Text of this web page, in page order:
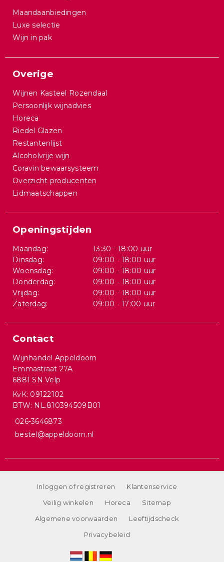
Maandaanbiedingen
Luxe selectie
Wijn in pak
Overige
Wijnen Kasteel Rozendaal
Persoonlijk wijnadvies
Horeca
Riedel Glazen
Restantenlijst
Alcoholvrije wijn
Coravin bewaarsysteem
Overzicht producenten
Lidmaatschappen
Openingstijden
Maandag:
13:30 - 18:00 uur
Dinsdag:
09:00 - 18:00 uur
Woensdag:
09:00 - 18:00 uur
Donderdag:
09:00 - 18:00 uur
Vrijdag:
09:00 - 18:00 uur
Zaterdag:
09:00 - 17:00 uur
Contact
Wijnhandel Appeldoorn
Emmastraat 27A
6881 SN Velp
KvK: 09122102
BTW: NL.810394509B01
026-3646873
bestel@appeldoorn.nl
Inloggen of registreren
Klantenservice
Veilig winkelen
Horeca
Sitemap
Algemene voorwaarden
Leeftijdscheck
Privacybeleid